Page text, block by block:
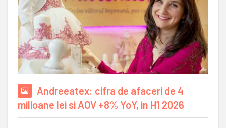
Andreeatex: cifra de afaceri de 4
milioane lei si AOV +8% YoY, in H1 2026